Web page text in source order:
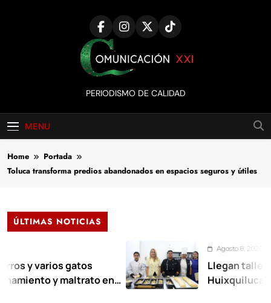
Comunicación
XXI
PERIODISMO DE CALIDAD
MENU
Home
Portada
Toluca transforma predios abandonados en espacios seguros y útiles
ÚLTIMAS NOTICIAS
gatos
y maltrato en
Agosto 8, 2026
Llegan talleres de
Huixquilucan